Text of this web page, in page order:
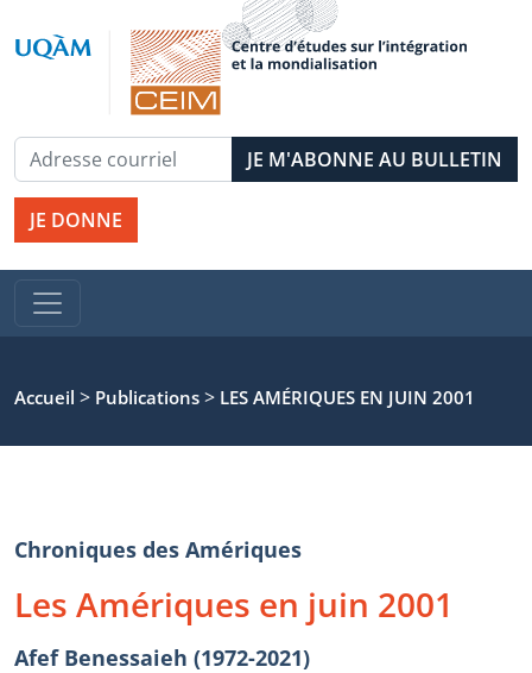
JE DONNE
Accueil > Publications > LES AMÉRIQUES EN JUIN 2001
Chroniques des Amériques
Les Amériques en juin 2001
Afef Benessaieh (1972-2021)